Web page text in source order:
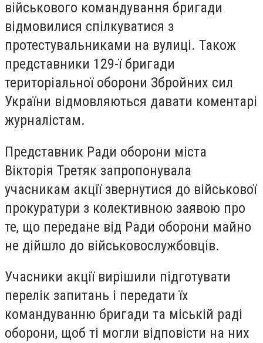
військового командування бригади
відмовилися спілкуватися з
протестувальниками на вулиці. Також
представники 129-ї бригади
територіальної оборони Збройних сил
України відмовляються давати коментарі
журналістам.
Представник Ради оборони міста
Вікторія Третяк запропонувала
учасникам акції звернутися до військової
прокуратури з колективною заявою про
те, що передане від Ради оборони майно
не дійшло до військовослужбовців.
Учасники акції вирішили підготувати
перелік запитань і передати їх
командуванню бригади та міській раді
оборони, щоб ті могли відповісти на них